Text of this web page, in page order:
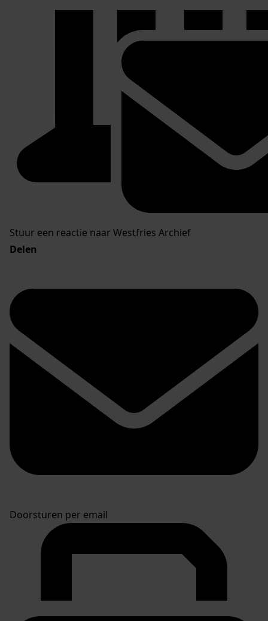
Stuur een reactie naar Westfries Archief
Delen
Doorsturen per email